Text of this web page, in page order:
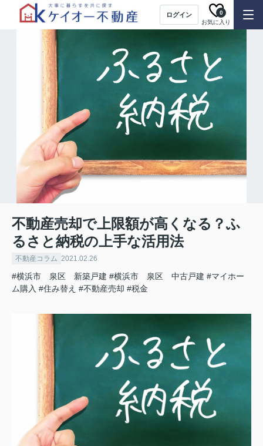
ログイン
お気に入り
0
不動産売却で上限額が高くなる？ふ
るさと納税の上手な活用法
不動産コラム 2021.02.26
#横浜市 泉区 新築戸建 #横浜市 泉区 中古戸建 #マイホー
ム購入 #住み替え #不動産売却 #税金